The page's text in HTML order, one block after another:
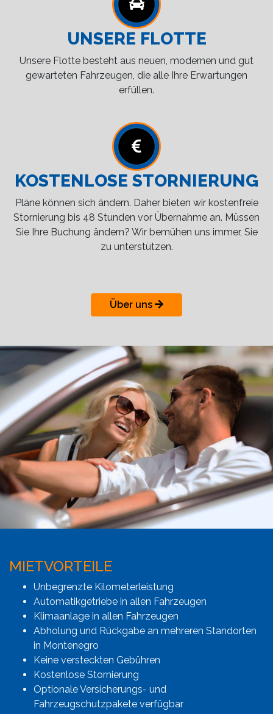
UNSERE FLOTTE
Unsere Flotte besteht aus neuen, modernen und gut
gewarteten Fahrzeugen, die alle Ihre Erwartungen
erfüllen.
KOSTENLOSE STORNIERUNG
Pläne können sich ändern. Daher bieten wir kostenfreie
Stornierung bis 48 Stunden vor Übernahme an. Müssen
Sie Ihre Buchung ändern? Wir bemühen uns immer, Sie
zu unterstützen.
Über uns
MIETVORTEILE
Unbegrenzte Kilometerleistung
Automatikgetriebe in allen Fahrzeugen
Klimaanlage in allen Fahrzeugen
Abholung und Rückgabe an mehreren Standorten
in Montenegro
Keine versteckten Gebühren
Kostenlose Stornierung
Optionale Versicherungs- und
Fahrzeugschutzpakete verfügbar